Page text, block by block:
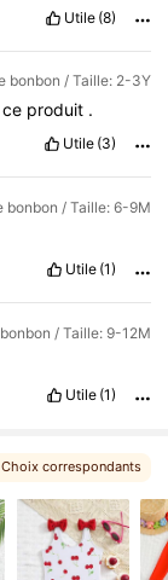
Utile (8)
bonbon / Taille: 2-3Y
ce produit .
Utile (3)
bonbon / Taille: 6-9M
Utile (1)
/ Taille: 9-12M
Utile (1)
correspondants
, Articles connexes